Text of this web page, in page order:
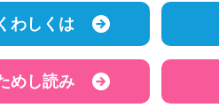
わしくは
めし読み